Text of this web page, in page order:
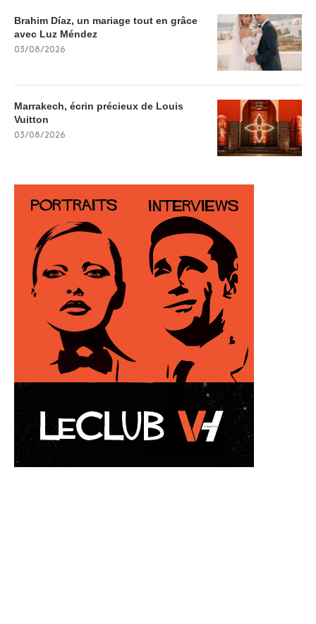
Brahim Díaz, un mariage tout en grâce
avec Luz Méndez
03/08/2026
Marrakech, écrin précieux de Louis
Vuitton
03/08/2026